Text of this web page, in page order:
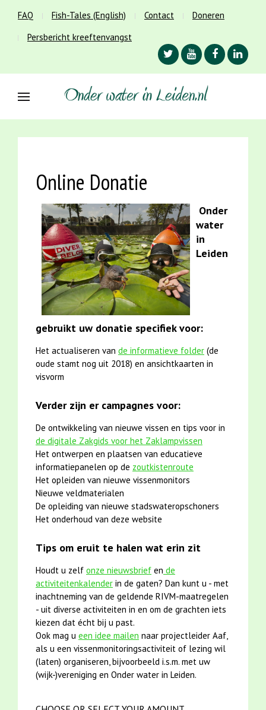
FAQ Fish-Tales (English) Contact
Doneren
Persbericht kreeftenvangst
Online Donatie
Onder
water
in
Leiden
gebruikt uw donatie specifiek voor:
Het actualiseren van de informatieve folder (de
oude stamt nog uit 2018) en ansichtkaarten in
visvorm
Verder zijn er campagnes voor:
De ontwikkeling van nieuwe vissen en tips voor in
de digitale Zakgids voor het Zaklampvissen
Het ontwerpen en plaatsen van educatieve
informatiepanelen op de zoutkistenroute
Het opleiden van nieuwe vissenmonitors
Nieuwe veldmaterialen
De opleiding van nieuwe stadswateropschoners
Het onderhoud van deze website
Tips om eruit te halen wat erin zit
Houdt u zelf onze nieuwsbrief en de
activiteitenkalender in de gaten? Dan kunt u - met
inachtneming van de geldende RIVM-maatregelen
- uit diverse activiteiten in en om de grachten iets
kiezen dat écht bij u past.
Ook mag u een idee mailen naar projectleider Aaf,
als u een vissenmonitoringsactiviteit of lezing wil
(laten) organiseren, bijvoorbeeld i.s.m. met uw
(wijk-)vereniging en Onder water in Leiden.